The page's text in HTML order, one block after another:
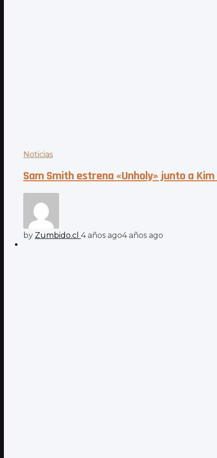
Noticias
Sam Smith estrena «Unholy» junto a
by Zumbido.cl 4 años ago4 años ago